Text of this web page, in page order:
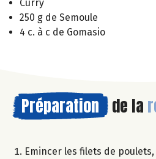
Curry
250 g de Semoule
4 c. à c de Gomasio
Préparation de la
Emincer les filets de poulets,